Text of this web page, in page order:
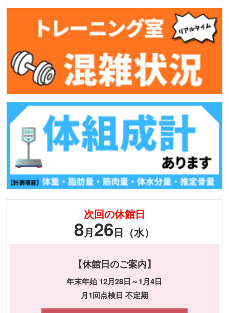
次回の休館日
8月26日（水）
【休館日のご案内】
年末年始 12月28日～1月4日
月1回点検日 不定期